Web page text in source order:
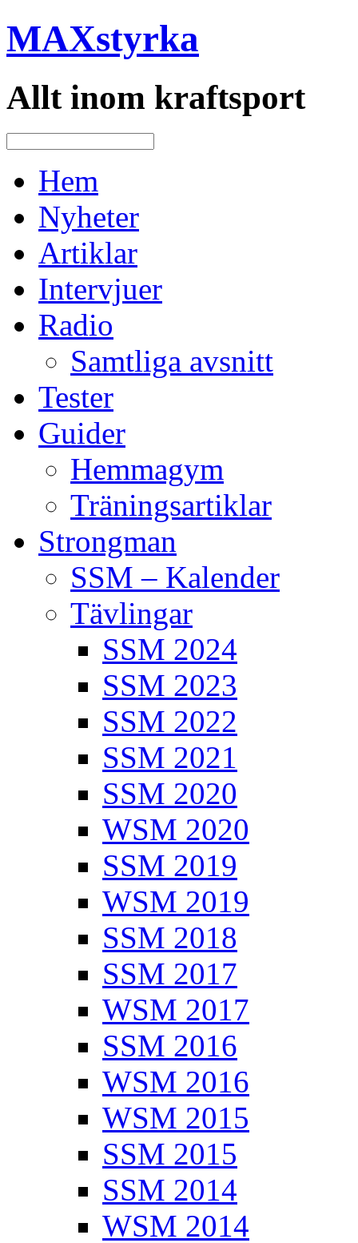
MAXstyrka
Allt inom kraftsport
Hem
Nyheter
Artiklar
Intervjuer
Radio
Samtliga avsnitt
Tester
Guider
Hemmagym
Träningsartiklar
Strongman
SSM – Kalender
Tävlingar
SSM 2024
SSM 2023
SSM 2022
SSM 2021
SSM 2020
WSM 2020
SSM 2019
WSM 2019
SSM 2018
SSM 2017
WSM 2017
SSM 2016
WSM 2016
WSM 2015
SSM 2015
SSM 2014
WSM 2014